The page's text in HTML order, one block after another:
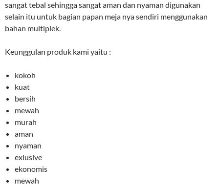
sangat tebal sehingga sangat aman dan nyaman digunakan
selain itu untuk bagian papan meja nya sendiri menggunakan
bahan multiplek.
Keunggulan produk kami yaitu :
kokoh
kuat
bersih
mewah
murah
aman
nyaman
exlusive
ekonomis
mewah